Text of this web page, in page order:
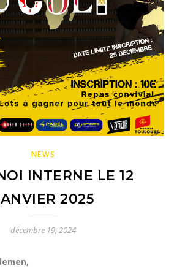
NEWS
INTERNE LE 12
2025
décembre 19, 2024